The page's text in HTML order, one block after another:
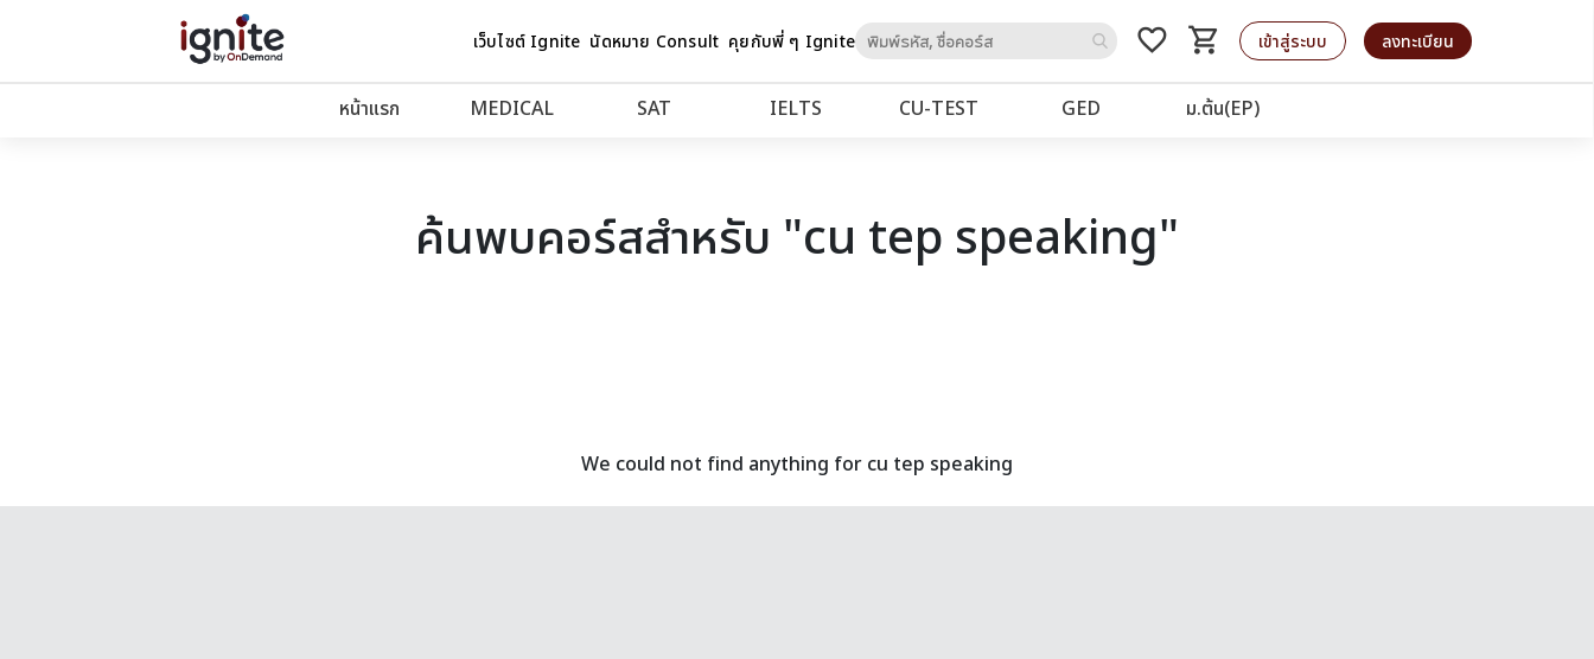
เว็บไซต์ Ignite นัดหมาย Consult คุยกับพี่ ๆ Igniteto
favorite_border shopping_cart
รถเข็น เข้าสู่ระบบ ลงทะเบียน
หน้าแรก MEDICAL SAT IELTS CU‑TEST GED ม.ต้น(EP)
ค้นพบคอร์สสำหรับ "cu tep speaking"
We could not find anything for cu tep speaking